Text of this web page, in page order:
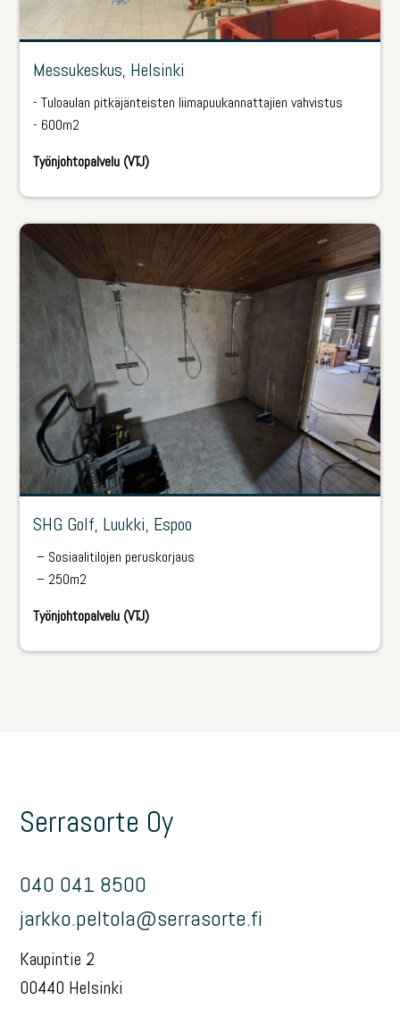
Messukeskus, Helsinki
­- Tuloaulan pitkäjänteisten liimapuukannattajien vahvistus
­- 600m2
Työnjohtopalvelu (VTJ)
SHG Golf, Luukki, Espoo
­ – Sosiaalitilojen peruskorjaus
­ – 250m2
Työnjohtopalvelu (VTJ)
Serrasorte Oy
040 041 8500
jarkko.peltola@serrasorte.fi
Kaupintie 2
00440 Helsinki